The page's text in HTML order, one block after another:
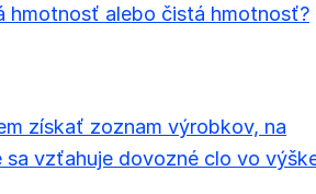
hmotnosť alebo čistá hmotnosť?
získať zoznam výrobkov, na
sa vzťahuje dovozné clo vo